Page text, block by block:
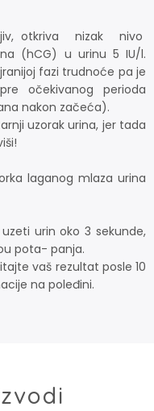
otkriva nizak nivo
(hCG) u urinu 5 IU/l.
fazi trudnoće pa je
očekivanog perioda
nakon začeća).
uzorak urina, jer tada
laganog mlaza urina
urin oko 3 sekunde,
pota- panja.
vaš rezultat posle 10
na poleđini.